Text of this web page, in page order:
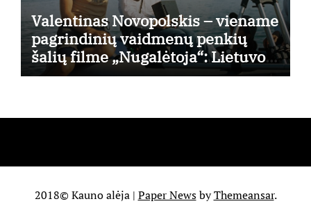
Valentinas Novopolskis – viename
pagrindinių vaidmenų penkių
šalių filme „Nugalėtoja“: Lietuvos
kino teatruose – nuo rugpjūčio 7-
2018© Kauno alėja | Paper NewsbyThemeansar.